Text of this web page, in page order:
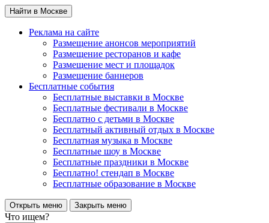
Найти в Москве
Реклама на сайте
Размещение анонсов мероприятий
Размещение ресторанов и кафе
Размещение мест и площадок
Размещение баннеров
Бесплатные события
Бесплатные выставки в Москве
Бесплатные фестивали в Москве
Бесплатно с детьми в Москве
Бесплатный активный отдых в Москве
Бесплатная музыка в Москве
Бесплатные шоу в Москве
Бесплатные праздники в Москве
Бесплатно! стендап в Москве
Бесплатные образование в Москве
Открыть меню Закрыть меню
Что ищем?